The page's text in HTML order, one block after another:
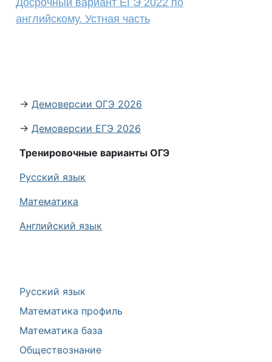
Русский язык
Математика профиль
Математика база
Обществознание
английскому. Устная часть
→ Демоверсии ОГЭ 2026
→ Демоверсии ЕГЭ 2026
Тренировочные варианты ОГЭ
Русский язык
Математика
Английский язык